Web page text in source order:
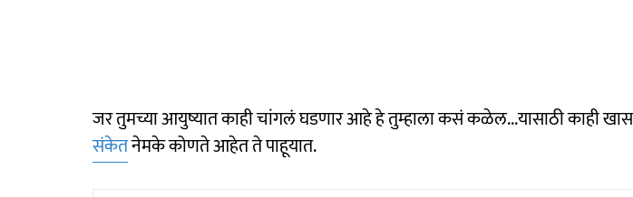
जर तुमच्या आयुष्यात काही चांगलं घडणार आहे हे तुम्हाला कसं कळेल...यासाठी काही
संकेतनेमके कोणते आहेत ते पाहूयात.